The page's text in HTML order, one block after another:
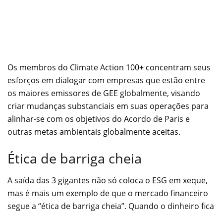
Os membros do Climate Action 100+ concentram seus
esforços em dialogar com empresas que estão entre
os maiores emissores de GEE globalmente, visando
criar mudanças substanciais em suas operações para
alinhar-se com os objetivos do Acordo de Paris e
outras metas ambientais globalmente aceitas.
Ética de barriga cheia
A saída das 3 gigantes não só coloca o ESG em xeque,
mas é mais um exemplo de que o mercado financeiro
segue a “ética de barriga cheia”. Quando o dinheiro fica